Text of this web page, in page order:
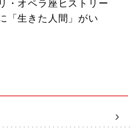
・オペラ座ヒストリー
「生きた人間」がい